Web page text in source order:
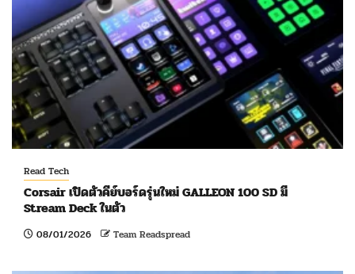
Read Tech
Corsair เปิดตัวคีย์บอร์ดรุ่นใหม่ GALLEON 100 SD มี
Stream Deck ในตัว
08/01/2026 Team Readspread